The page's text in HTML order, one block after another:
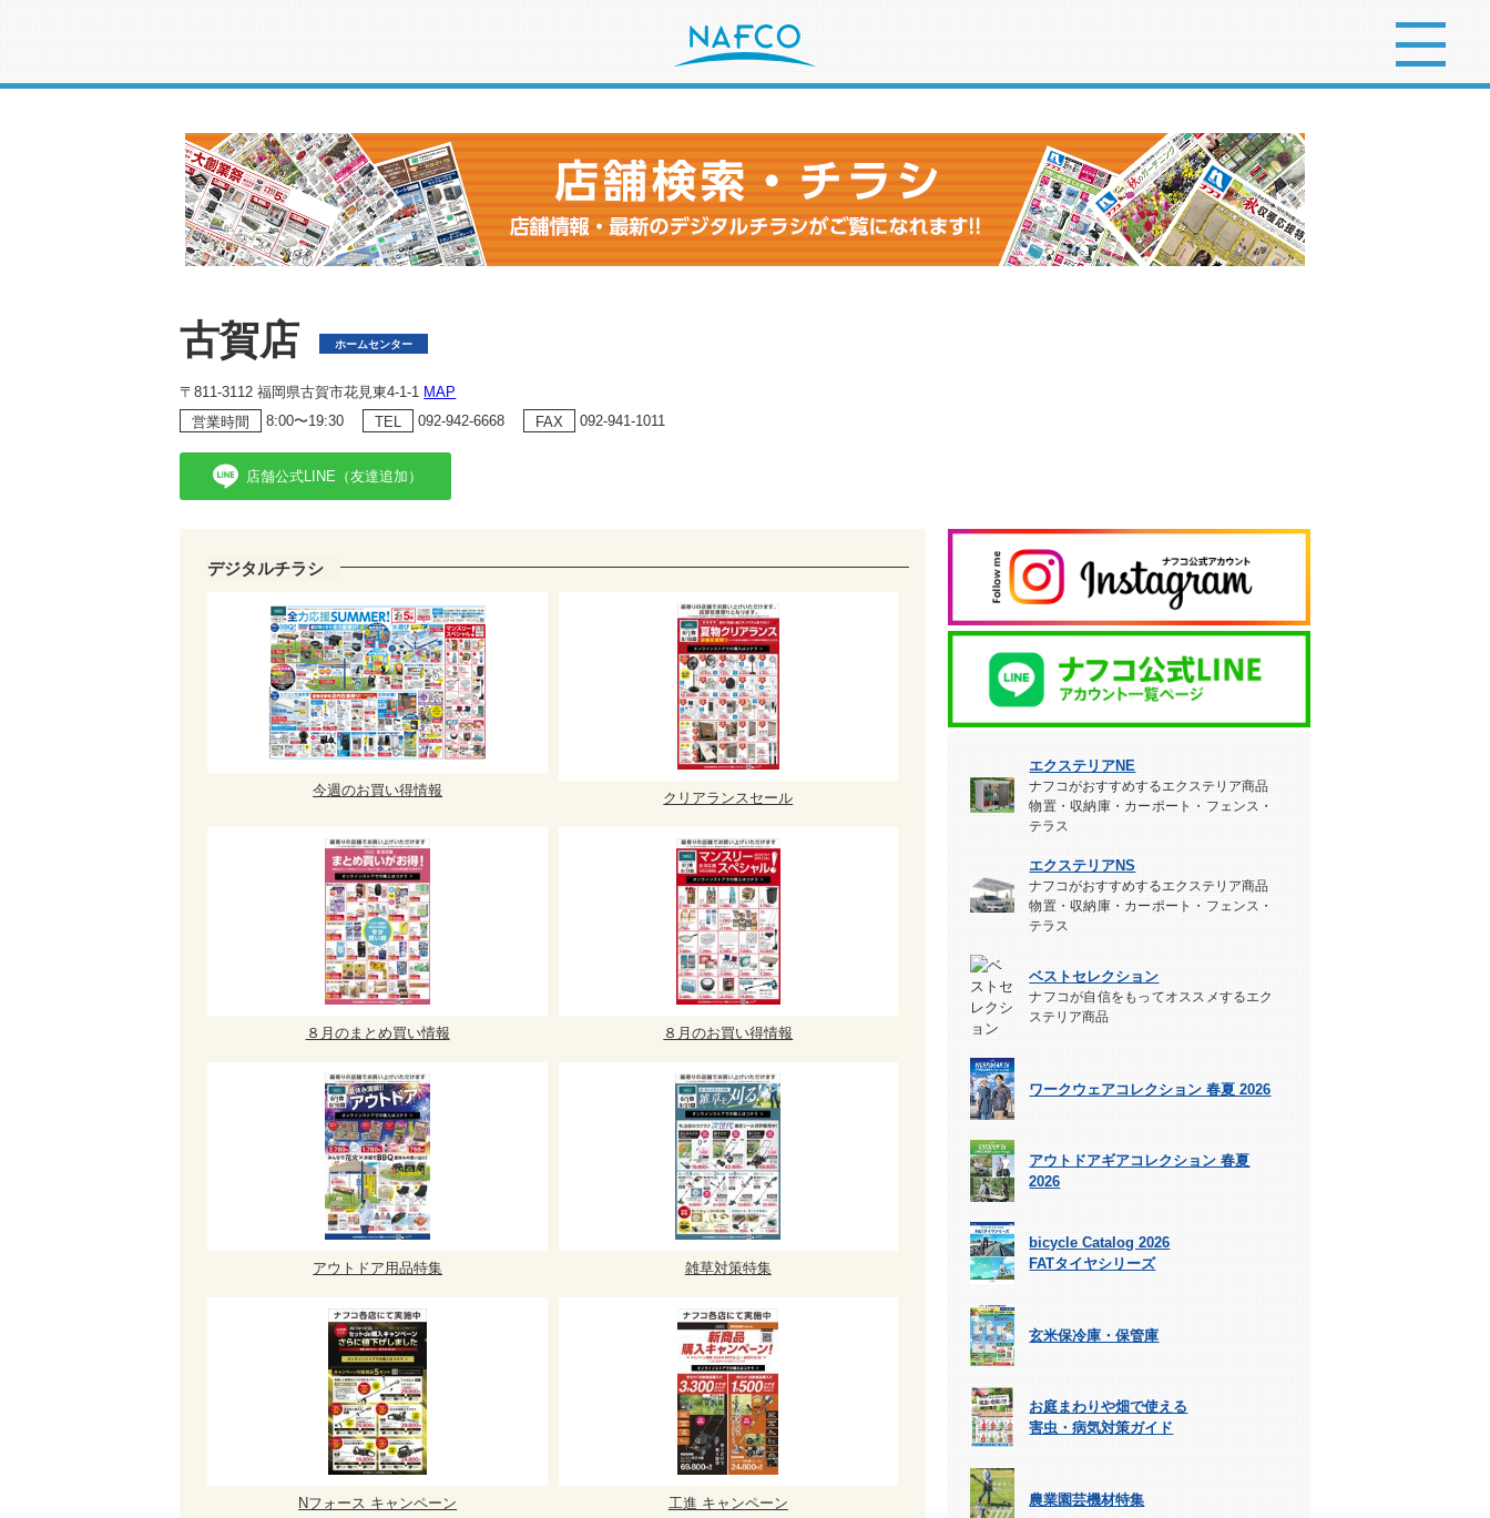
古賀店 ホームセンター
〒811-3112 福岡県古賀市花見東4-1-1 MAP
営業時間
8:00〜19:30 TEL 092-942-6668 FAX 092-941-1011
店舗公式LINE（友達追加）
デジタルチラシ
今週のお買い得情報 クリアランスセール
８月のまとめ買い情報 ８月のお買い得情報
アウトドア用品特集 雑草対策特集
Nフォース キャンペーン 工進 キャンペーン
エクステリアNE
ナフコがおすすめするエクステリア商品
物置・収納庫・カーポート・フェンス・
テラス
エクステリアNS
ナフコがおすすめするエクステリア商品
物置・収納庫・カーポート・フェンス・
テラス
ベストセレクション
ナフコが自信をもってオススメするエク
ステリア商品
ワークウェアコレクション 春夏 2026
アウトドアギアコレクション 春夏
2026
bicycle Catalog 2026
FATタイヤシリーズ
玄米保冷庫・保管庫
お庭まわりや畑で使える
害虫・病気対策ガイド
農業園芸機材特集